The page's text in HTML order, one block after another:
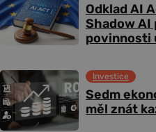
Odklad AI
Shadow
povinnosti
Sedm
měl znát
Investice